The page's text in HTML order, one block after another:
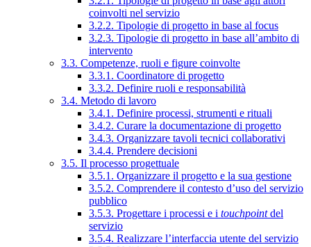
coinvolti nel servizio
3.2.2. Tipologie di progetto in base al focus
3.2.3. Tipologie di progetto in base all’ambito di
intervento
3.3. Competenze, ruoli e figure coinvolte
3.3.1. Coordinatore di progetto
3.3.2. Definire ruoli e responsabilità
3.4. Metodo di lavoro
3.4.1. Definire processi, strumenti e rituali
3.4.2. Curare la documentazione di progetto
3.4.3. Organizzare tavoli tecnici collaborativi
3.4.4. Prendere decisioni
3.5. Il processo progettuale
3.5.1. Organizzare il progetto e la sua gestione
3.5.2. Comprendere il contesto d’uso del servizio
pubblico
3.5.3. Progettare i processi e i touchpointdel
servizio
3.5.4. Realizzare l’interfaccia utente del servizio